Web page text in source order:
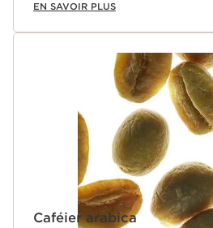
EN SAVOIR PLUS
Caféier arabica